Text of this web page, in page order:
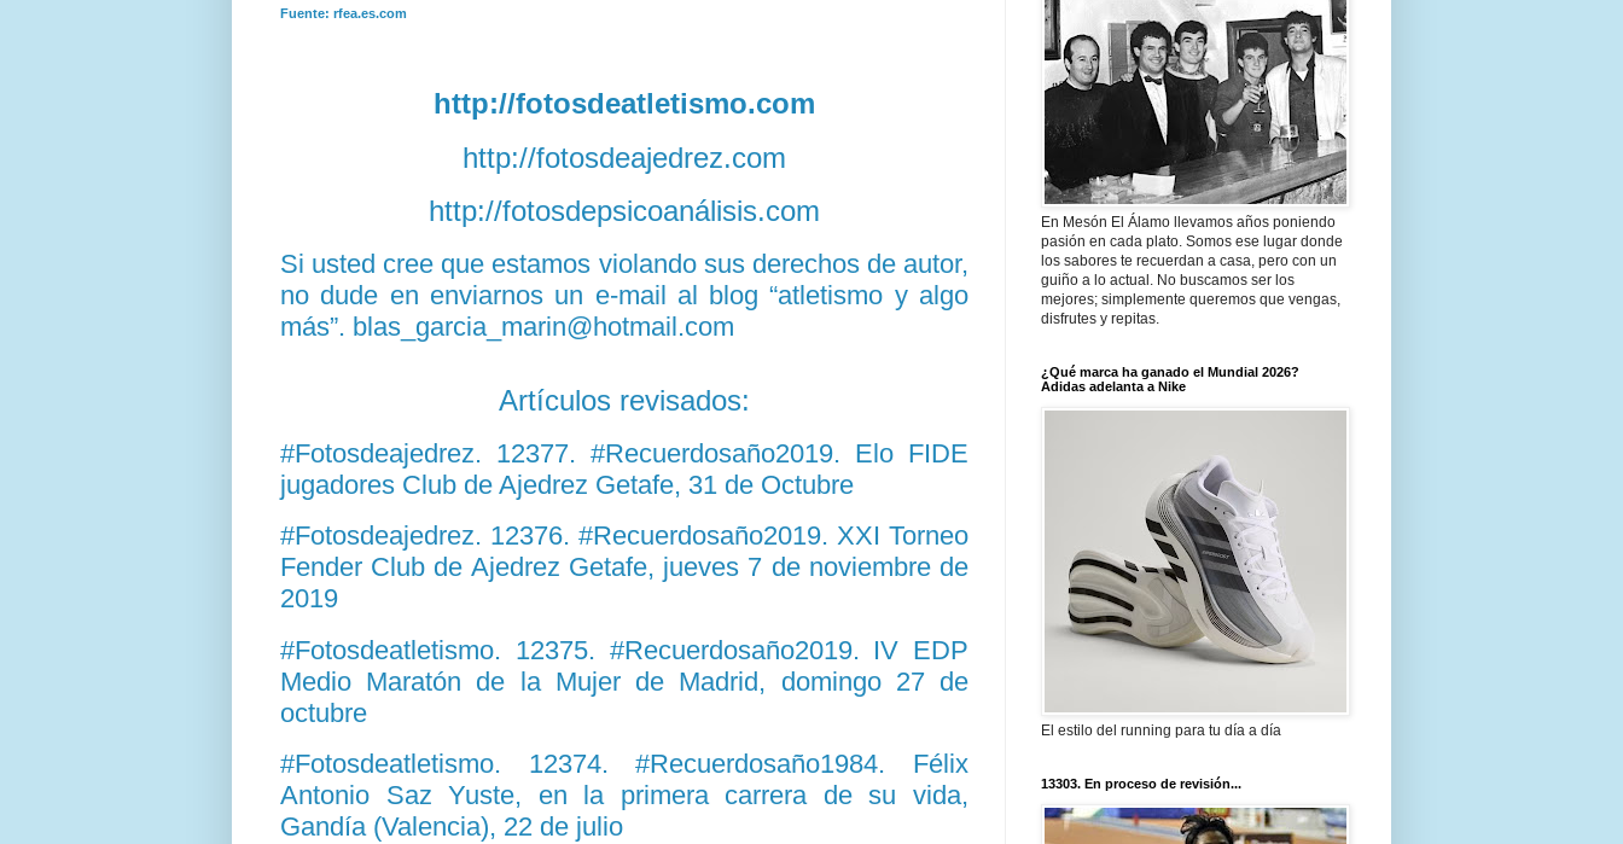
Fuente: rfea.es.com
http://fotosdeatletismo.com
http://fotosdeajedrez.com
http://fotosdepsicoanálisis.com
Si usted cree que estamos violando sus derechos de autor,
no dude en enviarnos un e-mail al blog “atletismo y algo
más”. blas_garcia_marin@hotmail.com
Artículos revisados:
#Fotosdeajedrez. 12377. #Recuerdosaño2019. Elo FIDE
jugadores Club de Ajedrez Getafe, 31 de Octubre
#Fotosdeajedrez. 12376. #Recuerdosaño2019. XXI Torneo
Fender Club de Ajedrez Getafe, jueves 7 de noviembre de
2019
#Fotosdeatletismo. 12375. #Recuerdosaño2019. IV EDP
Medio Maratón de la Mujer de Madrid, domingo 27 de
octubre
#Fotosdeatletismo. 12374. #Recuerdosaño1984. Félix
Antonio Saz Yuste, en la primera carrera de su vida,
Gandía (Valencia), 22 de julio
En Mesón El Álamo llevamos años poniendo
pasión en cada plato. Somos ese lugar donde
los sabores te recuerdan a casa, pero con un
guiño a lo actual. No buscamos ser los
mejores; simplemente queremos que vengas,
disfrutes y repitas.
¿Qué marca ha ganado el Mundial 2026?
Adidas adelanta a Nike
El estilo del running para tu día a día
13303. En proceso de revisión...